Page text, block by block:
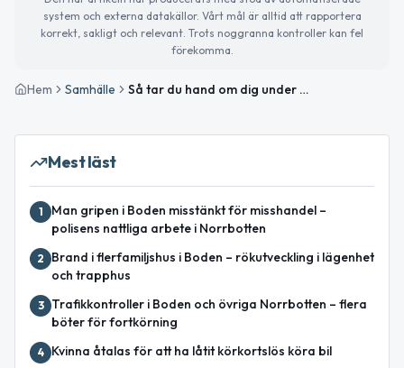
system och externa datakällor. Vårt mål är alltid att rapportera
korrekt, sakligt och relevant. Trots noggranna kontroller kan fel
förekomma.
Hem Samhälle Så tar du hand om dig under varma sommardagar – tips från Boden kommun
Mest läst
1
Man gripen i Boden misstänkt för misshandel –
polisens nattliga arbete i Norrbotten
2
Brand i flerfamiljshus i Boden – rökutveckling i lägenhet
och trapphus
3
Trafikkontroller i Boden och övriga Norrbotten – flera
böter för fortkörning
4 Kvinna åtalas för att ha låtit körkortslös köra bil